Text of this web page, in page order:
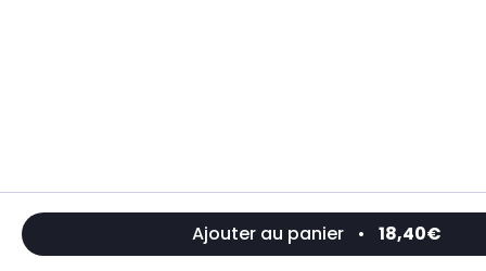
Ajouter au panier • 18,40€